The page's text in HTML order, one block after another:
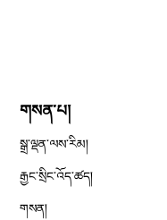
གསན་པ།
སྒྲ་ལྡན་ལས་རིམ།
རྒྱང་སྲིང་འོད་ཚད།
གསན།